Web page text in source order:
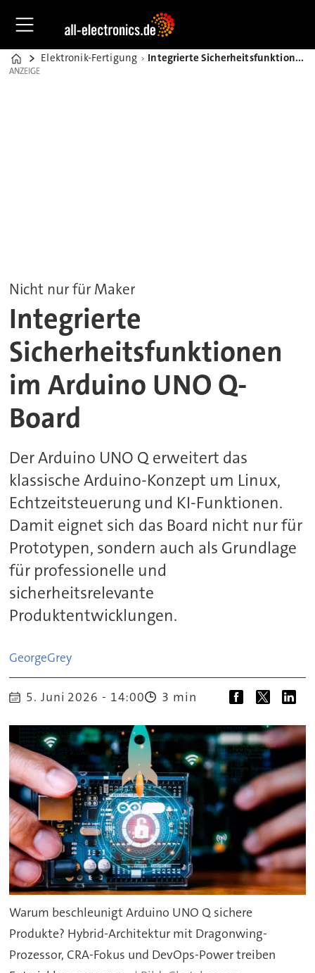
Home
Elektronik-Fertigung Integrierte Sicherheitsfunktionen im Arduino UNO Q-Board&nbsp;
ANZEIGE
ANZEIGE
Nicht nur für Maker
Integrierte
Sicherheitsfunktionen
im Arduino UNO Q-
Board
Der Arduino UNO Q erweitert das
klassische Arduino-Konzept um Linux,
Echtzeitsteuerung und KI-Funktionen.
Damit eignet sich das Board nicht nur für
Prototypen, sondern auch als Grundlage
für professionelle und
sicherheitsrelevante
Produktentwicklungen.
GeorgeGrey
5. Juni 2026 - 14:00 3 min
Warum beschleunigt Arduino UNO Q sichere
Produkte? Hybrid-Architektur mit Dragonwing-
Prozessor, CRA-Fokus und DevOps-Power treiben